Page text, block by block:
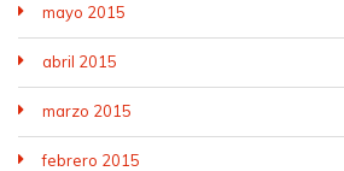
mayo 2015
abril 2015
marzo 2015
febrero 2015